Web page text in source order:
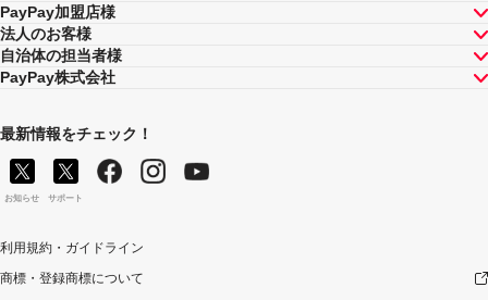
PayPay加盟店様
法人のお客様
自治体の担当者様
PayPay株式会社
最新情報をチェック！
お知らせ サポート
利用規約・ガイドライン
商標・登録商標について